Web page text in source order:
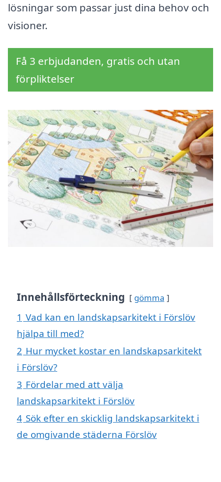
lösningar som passar just dina behov och
visioner.
Få 3 erbjudanden, gratis och utan
förpliktelser
Innehållsförteckning gömma
1 Vad kan en landskapsarkitekt i Förslöv
hjälpa till med?
2 Hur mycket kostar en landskapsarkitekt
i Förslöv?
3 Fördelar med att välja
landskapsarkitekt i Förslöv
4 Sök efter en skicklig landskapsarkitekt i
de omgivande städerna Förslöv